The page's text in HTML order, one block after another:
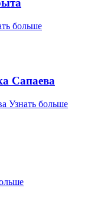
больше
Сапаева
Узнать больше